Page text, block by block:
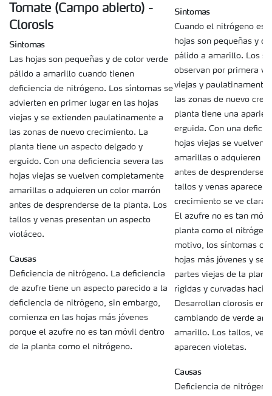
Tomate (Campo abierto) -
Clorosis
Síntomas
Las hojas son pequeñas y de color verde
pálido a amarillo cuando tienen
deficiencia de nitrógeno. Los síntomas se
advierten en primer lugar en las hojas
viejas y se extienden paulatinamente a
las zonas de nuevo crecimiento. La
planta tiene un aspecto delgado y
erguido. Con una deficiencia severa las
hojas viejas se vuelven completamente
amarillas o adquieren un color marrón
antes de desprenderse de la planta. Los
tallos y venas presentan un aspecto
violáceo.
Causas
Deficiencia de nitrógeno. La deficiencia
de azufre tiene un aspecto parecido a la
deficiencia de nitrógeno, sin embargo,
comienza en las hojas más jóvenes
porque el azufre no es tan móvil dentro
de la planta como el nitrógeno.
Síntomas
Cuando el nitrógeno es
hojas son pequeñas y
pálido a amarillo. Los
observan por primera
viejas y paulatinamente
las zonas de nuevo
planta tiene una
erguida. Con una
hojas viejas se vuelven
amarillas o adquieren
antes de desprenderse
tallos y venas aparecen
crecimiento se ve
El azufre no es tan
planta como el
motivo, los síntomas
hojas más jóvenes y se
partes viejas de la
rígidas y curvadas hacia
Desarrollan clorosis
cambiando de verde
amarillo. Los tallos,
aparecen violetas.
Causas
Deficiencia de